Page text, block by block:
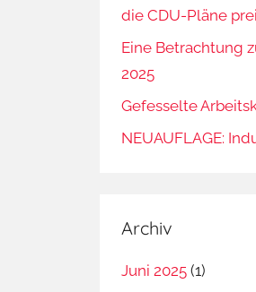
die CDU-Pläne
Eine Betrachtung
2025
Gefesselte
NEUAUFLAGE:
Archiv
Juni 2025 (1)